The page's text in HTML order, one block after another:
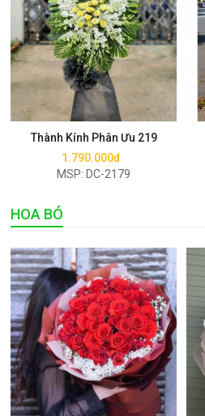
Thành Kính Phân Ưu 219
1.790.000đ
MSP: DC-2179
Mua ngay
HOA BÓ